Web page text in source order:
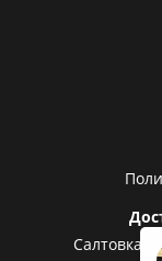
Салтовка